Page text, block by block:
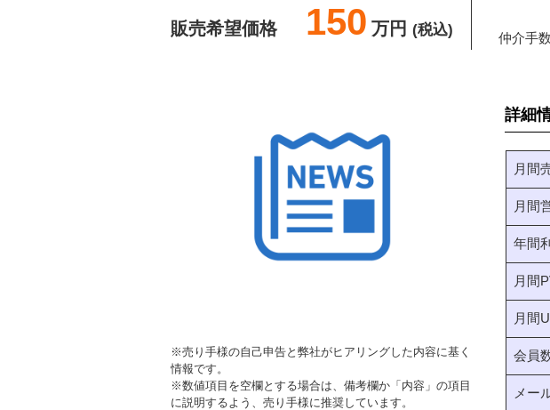
販売希望価格 150 万円 (税込) 仲介手
※売り手様の自己申告と弊社がヒアリングした内容に基く
情報です。
※数値項目を空欄とする場合は、備考欄か「内容」の項目
に説明するよう、売り手様に推奨しています。
詳細
月間
月間
年間
月間
月間
会員
メー